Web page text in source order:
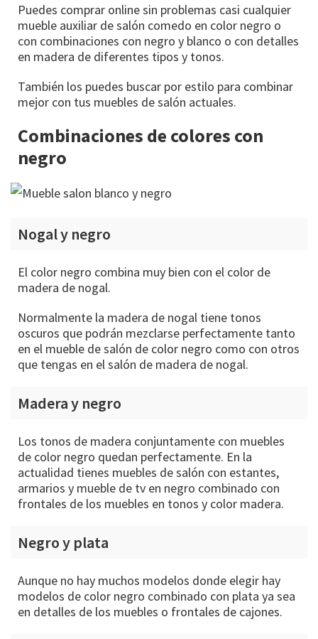
Puedes comprar online sin problemas casi cualquier
mueble auxiliar de salón comedo en color negro o
con combinaciones con negro y blanco o con detalles
en madera de diferentes tipos y tonos.
También los puedes buscar por estilo para combinar
mejor con tus muebles de salón actuales.
Combinaciones de colores con
negro
Nogal y negro
El color negro combina muy bien con el color de
madera de nogal.
Normalmente la madera de nogal tiene tonos
oscuros que podrán mezclarse perfectamente tanto
en el mueble de salón de color negro como con otros
que tengas en el salón de madera de nogal.
Madera y negro
Los tonos de madera conjuntamente con muebles
de color negro quedan perfectamente. En la
actualidad tienes muebles de salón con estantes,
armarios y mueble de tv en negro combinado con
frontales de los muebles en tonos y color madera.
Negro y plata
Aunque no hay muchos modelos donde elegir hay
modelos de color negro combinado con plata ya sea
en detalles de los muebles o frontales de cajones.